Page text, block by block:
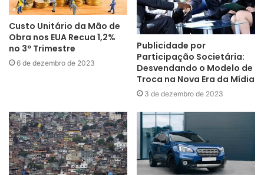
Custo Unitário da Mão de
Obra nos EUA Recua 1,2%
no 3º Trimestre
6 de dezembro de 2023
Publicidade por
Participação Societária:
Desvendando o Modelo de
Troca na Nova Era da Mídia
3 de dezembro de 2023